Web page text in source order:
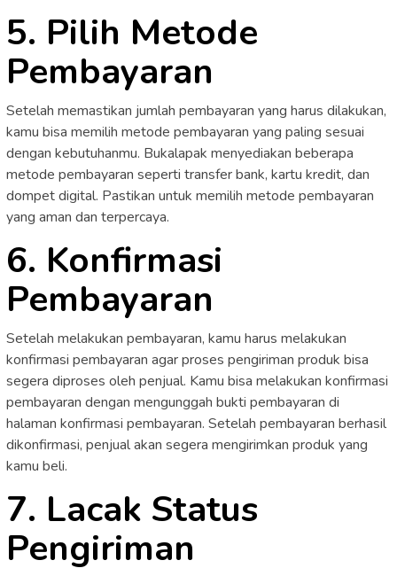
5. Pilih Metode
Pembayaran
Setelah memastikan jumlah pembayaran yang harus dilakukan,
kamu bisa memilih metode pembayaran yang paling sesuai
dengan kebutuhanmu. Bukalapak menyediakan beberapa
metode pembayaran seperti transfer bank, kartu kredit, dan
dompet digital. Pastikan untuk memilih metode pembayaran
yang aman dan terpercaya.
6. Konfirmasi
Pembayaran
Setelah melakukan pembayaran, kamu harus melakukan
konfirmasi pembayaran agar proses pengiriman produk bisa
segera diproses oleh penjual. Kamu bisa melakukan konfirmasi
pembayaran dengan mengunggah bukti pembayaran di
halaman konfirmasi pembayaran. Setelah pembayaran berhasil
dikonfirmasi, penjual akan segera mengirimkan produk yang
kamu beli.
7. Lacak Status
Pengiriman